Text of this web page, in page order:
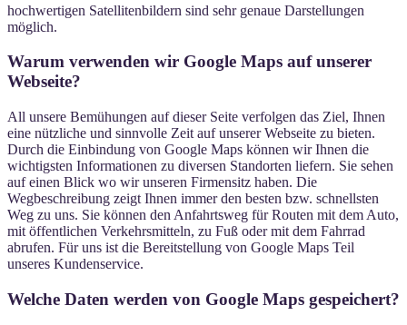
hochwertigen Satellitenbildern sind sehr genaue Darstellungen
möglich.
Warum verwenden wir Google Maps auf unserer
Webseite?
All unsere Bemühungen auf dieser Seite verfolgen das Ziel, Ihnen
eine nützliche und sinnvolle Zeit auf unserer Webseite zu bieten.
Durch die Einbindung von Google Maps können wir Ihnen die
wichtigsten Informationen zu diversen Standorten liefern. Sie sehen
auf einen Blick wo wir unseren Firmensitz haben. Die
Wegbeschreibung zeigt Ihnen immer den besten bzw. schnellsten
Weg zu uns. Sie können den Anfahrtsweg für Routen mit dem Auto,
mit öffentlichen Verkehrsmitteln, zu Fuß oder mit dem Fahrrad
abrufen. Für uns ist die Bereitstellung von Google Maps Teil
unseres Kundenservice.
Welche Daten werden von Google Maps gespeichert?